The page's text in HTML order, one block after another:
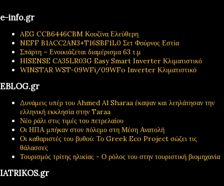
e-info.gr
AEG CCB6446CBM Κουζίνα Ελεύθερη
NEFF B1ACC2AN3+T16SBF1L0 Σετ Φούρνος Εστία
Σπάρτη – Ενοικιάζεται διαμέρισμα 63 τ.μ
HISENSE CA35LR03G Easy Smart Inverter Κλιματιστικό
WINSTAR WST-09WFi/09WFo Inverter Κλιματιστικό
EBLOG.gr
Δυνάμεις υπέρ του Ahmed Al Sharaa έκαψαν και λεηλάτησαν την
ελληνική εκκλησία στην Taraa
Νέο ράλι στις τιμές του πετρελαίου
Οι ΗΠΑ μπήκαν στον πόλεμο στη Μέση Ανατολή
Οι καθαριστές του βυθού: Το Greek Eco Project σώζει τις
θάλασσες
Τουρισμός τρίτης ηλικίας - Ο ρόλος του στην τουριστική βιομηχανία
IATRIKOS.gr